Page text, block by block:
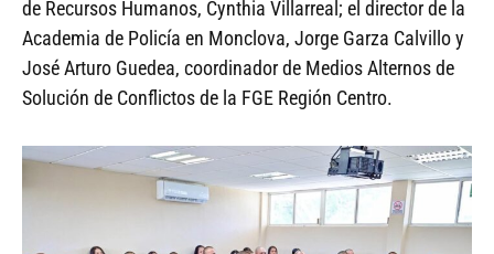
de Recursos Humanos, Cynthia Villarreal; el director de la
Academia de Policía en Monclova, Jorge Garza Calvillo y
José Arturo Guedea, coordinador de Medios Alternos de
Solución de Conflictos de la FGE Región Centro.